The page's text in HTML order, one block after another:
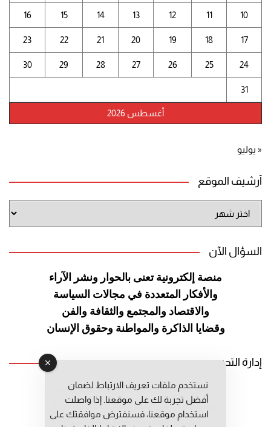
أغسطس 2026
10
11
12
13
14
15
16
17
18
19
20
21
22
23
24
25
26
27
28
29
30
31
« يوليو
أرشيف الموقع
الموقع
السؤال الآن
منصة إلكترونية تعنى بالحوار ونشر الآراء
والأفكار المتعددة في مجالات السياسة
والاقتصاد والمجتمع والثقافة والفن
وقضايا الذاكرة والمواطنة وحقوق الإنسان
إدارة التحرير
رئيس التحرير: عبد الرحيم التوراني
رئيس التحرير المساعد: المعطي قبال
مديرة التحرير: فاطمة حوحو
نستخدم ملفات تعريف الارتباط لضمان
أفضل تجربة لك على موقعنا. إذا واصلت
استخدام موقعنا، فسنفترض موافقتك على